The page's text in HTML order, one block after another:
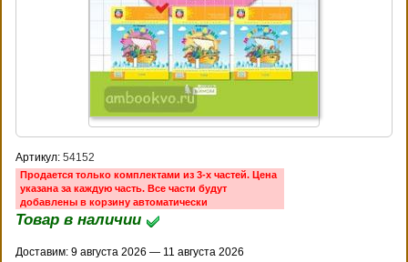
Артикул: 54152
Продается только комплектами из 3-х частей. Цена
указана за каждую часть. Все части будут
добавлены в корзину автоматически
Товар в наличии
Доставим: 9 августа 2026 — 11 августа 2026